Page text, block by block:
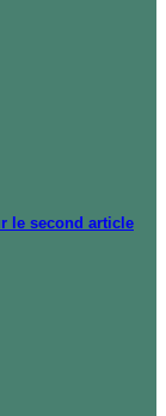
le second article